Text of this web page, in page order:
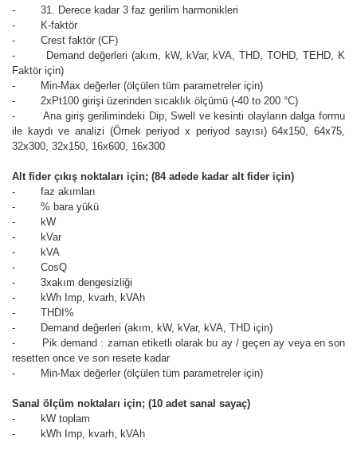
- 31. Derece kadar 3 faz gerilim harmonikleri
- K-faktör
- Crest faktör (CF)
- Demand değerleri (akım, kW, kVar, kVA, THD, TOHD, TEHD, K
Faktör için)
- Min-Max değerler (ölçülen tüm parametreler için)
- 2xPt100 girişi üzerinden sıcaklık ölçümü (-40 to 200 °C)
- Ana giriş gerilimindeki Dip, Swell ve kesinti olayların dalga formu
ile kaydı ve analizi (Örnek periyod x periyod sayısı) 64x150, 64x75,
32x300, 32x150, 16x600, 16x300
Alt fider çıkış noktaları için; (84 adede kadar alt fider için)
- faz akımları
- % bara yükü
- kW
- kVar
- kVA
- CosQ
- 3xakım dengesizliği
- kWh Imp, kvarh, kVAh
- THDI%
- Demand değerleri (akım, kW, kVar, kVA, THD için)
- Pik demand : zaman etiketli olarak bu ay / geçen ay veya en son
resetten once ve son resete kadar
- Min-Max değerler (ölçülen tüm parametreler için)
Sanal ölçüm noktaları için; (10 adet sanal sayaç)
- kW toplam
- kWh Imp, kvarh, kVAh